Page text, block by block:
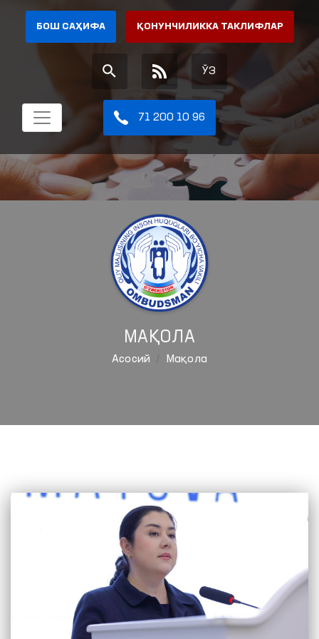
БОШ САҲИФА ҚОНУНЧИЛИККА ТАКЛИФЛАР
ЎЗ
71 200 10 96
МАҚОЛА
Aсосий Мақола